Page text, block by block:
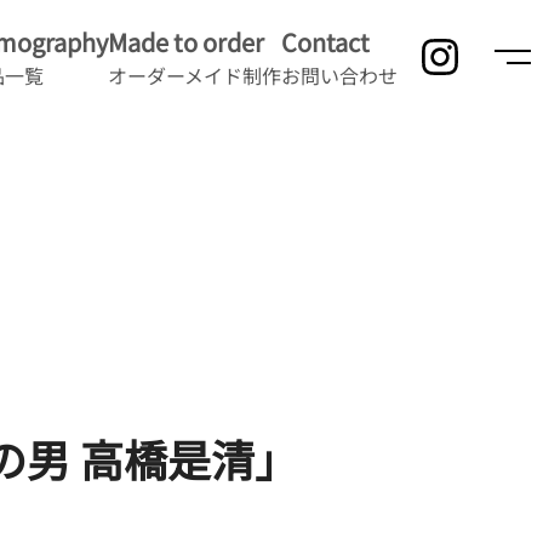
覧
Made to order
オーダーメイド制作
Contact
お問い合わせ
高橋是清」